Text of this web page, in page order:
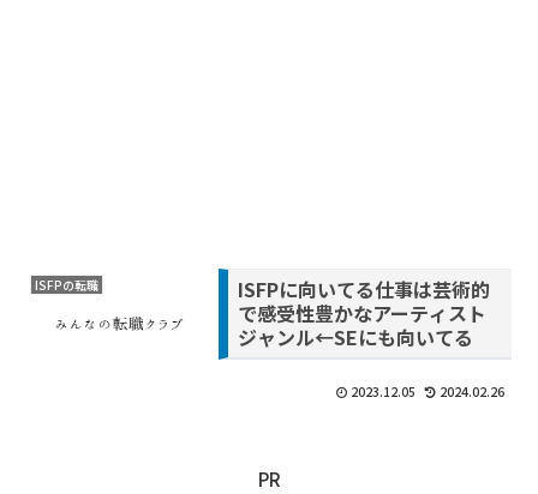
ISFPの転職
ISFPに向いてる仕事は芸術的
で感受性豊かなアーティスト
ジャンル←SEにも向いてる
2023.12.05 2024.02.26
PR